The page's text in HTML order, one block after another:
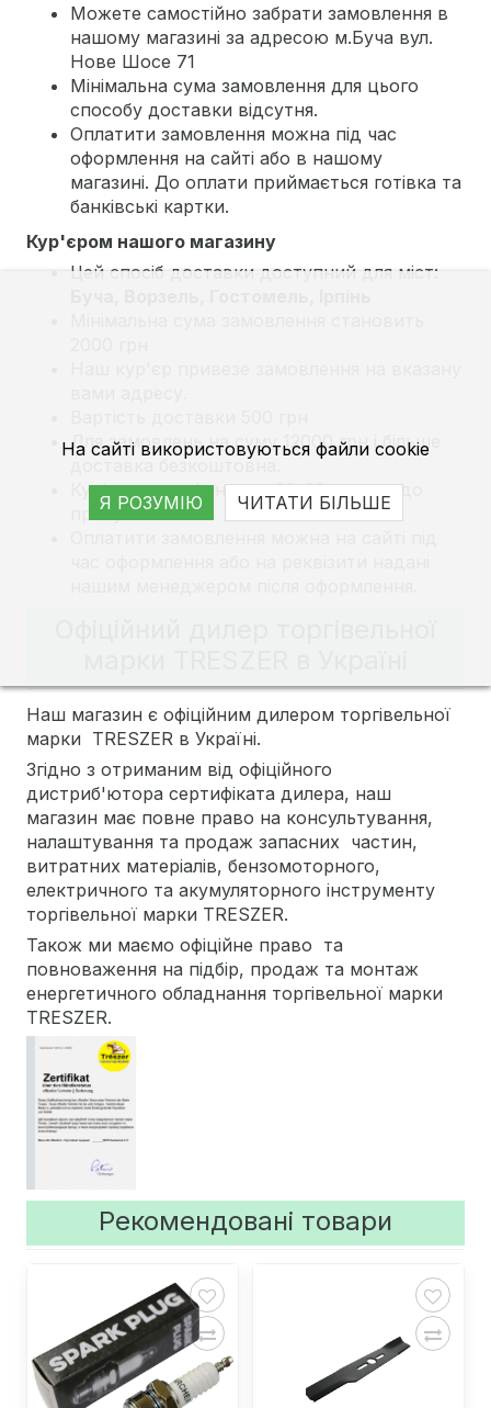
Можете самостійно забрати замовлення в
нашому магазині за адресою м.Буча вул.
Нове Шосе 71
Мінімальна сума замовлення для цього
способу доставки відсутня.
Оплатити замовлення можна під час
оформлення на сайті або в нашому
магазині. До оплати приймається готівка та
банківські картки.
Кур'єром нашого магазину
Цей спосіб доставки доступний для міст:
Для замовлень на суму 12000 грн і більше
доставка безкоштовна.
Кур'єр зателефонує за 30-60 хвилин до
прибуття.
Наш магазин є офіційним дилером торгівельної
марки TRESZER в Україні.
Згідно з отриманим від офіційного
дистриб'ютора сертифіката дилера, наш
магазин має повне право на консультування,
налаштування та продаж запасних частин,
витратних матеріалів, бензомоторного,
електричного та акумуляторного інструменту
торгівельної марки TRESZER.
Також ми маємо офіційне право та
повноваження на підбір, продаж та монтаж
енергетичного обладнання торгівельної марки
TRESZER.
На сайті використовуються файли cookie
Я РОЗУМІЮ ЧИТАТИ БІЛЬШЕ
Рекомендовані товари